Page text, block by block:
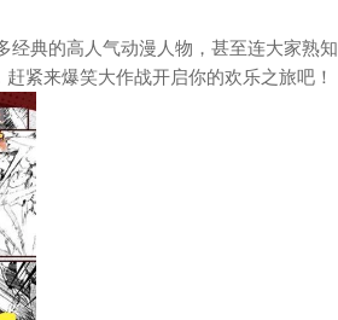
经典的高人气动漫人物，甚至连大家熟知
紧来爆笑大作战开启你的欢乐之旅吧！